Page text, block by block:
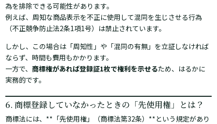
為を排除できる可能性があります。
例えば、周知な商品表示を不正に使用して混同を生じさせる行為
（不正競争防止法2条1項1号）は禁止されています。
しかし、この場合は「周知性」や「混同の有無」を立証しなければ
ならず、時間も費用もかかります。
一方で、商標権があれば登録証1枚で権利を示せるため、はるかに
実務的です。
6. 商標登録していなかったときの「先使用権」とは？
商標法には、**「先使用権」（商標法第32条）**という規定があり